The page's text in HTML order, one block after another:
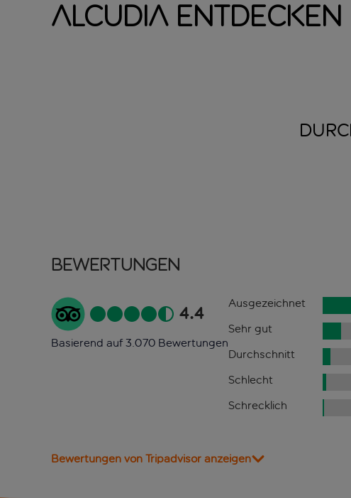
Alcudia entdecken
Bewertungen
4.4
Basierend auf 3.070 Bewertungen
Ausgezeichnet
Sehr gut
Durchschnitt
Schlecht
Schrecklich
Bewertungen von Tripadvisor anzeigen